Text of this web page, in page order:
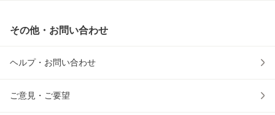
その他・お問い合わせ
ヘルプ・お問い合わせ
ご意見・ご要望